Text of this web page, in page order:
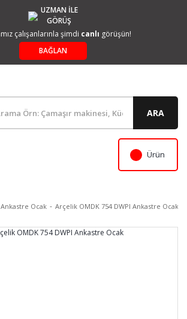
UZMAN İLE
GÖRÜŞ
çalışanlarınla şimdi canlı görüşün!
BAĞLAN
ARA
Ürün
Ankastre Ocak Arçelik OMDK 754 DWPI Ankastre Ocak